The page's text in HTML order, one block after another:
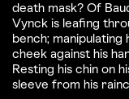
death mask? Of
Vynck is leafing
bench; manipulating
cheek against his
Resting his chin on
sleeve from his